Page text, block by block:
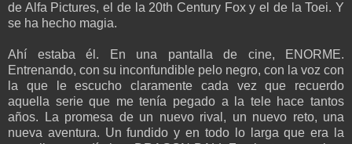
de Alfa Pictures, el de la 20th Century Fox y el de la Toei. Y
se ha hecho magia.
Ahí estaba él. En una pantalla de cine, ENORME.
Entrenando, con su inconfundible pelo negro, con la voz con
la que le escucho claramente cada vez que recuerdo
aquella serie que me tenía pegado a la tele hace tantos
años. La promesa de un nuevo rival, un nuevo reto, una
nueva aventura. Un fundido y en todo lo larga que era la